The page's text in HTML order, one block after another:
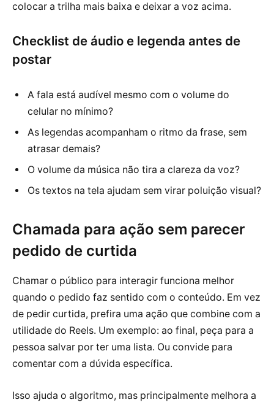
colocar a trilha mais baixa e deixar a voz acima.
Checklist de áudio e legenda antes de
postar
A fala está audível mesmo com o volume do
celular no mínimo?
As legendas acompanham o ritmo da frase, sem
atrasar demais?
O volume da música não tira a clareza da voz?
Os textos na tela ajudam sem virar poluição visual?
Chamada para ação sem parecer
pedido de curtida
Chamar o público para interagir funciona melhor
quando o pedido faz sentido com o conteúdo. Em vez
de pedir curtida, prefira uma ação que combine com a
utilidade do Reels. Um exemplo: ao final, peça para a
pessoa salvar por ter uma lista. Ou convide para
comentar com a dúvida específica.
Isso ajuda o algoritmo, mas principalmente melhora a